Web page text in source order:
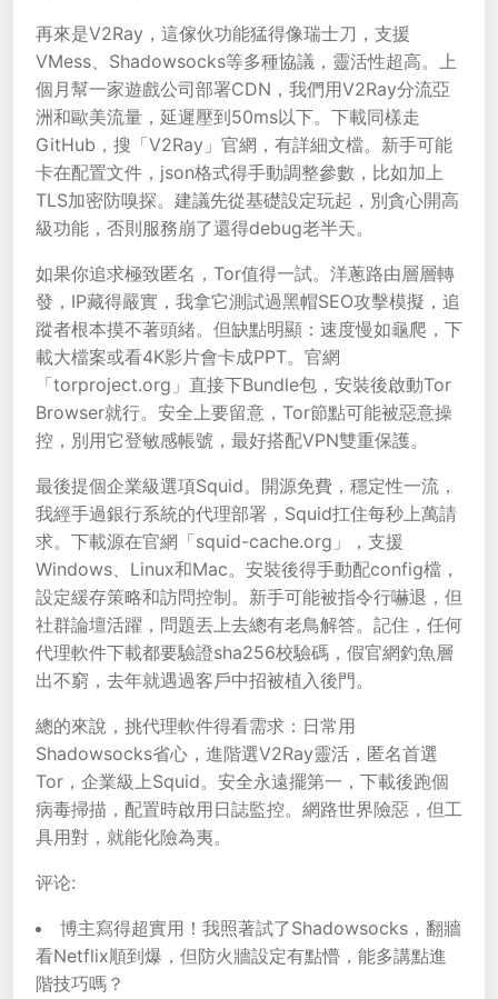
再來是V2Ray，這傢伙功能猛得像瑞士刀，支援
VMess、Shadowsocks等多種協議，靈活性超高。上
個月幫一家遊戲公司部署CDN，我們用V2Ray分流亞
洲和歐美流量，延遲壓到50ms以下。下載同樣走
GitHub，搜「V2Ray」官網，有詳細文檔。新手可能
卡在配置文件，json格式得手動調整參數，比如加上
TLS加密防嗅探。建議先從基礎設定玩起，別貪心開高
級功能，否則服務崩了還得debug老半天。
如果你追求極致匿名，Tor值得一試。洋蔥路由層層轉
發，IP藏得嚴實，我拿它測試過黑帽SEO攻擊模擬，追
蹤者根本摸不著頭緒。但缺點明顯：速度慢如龜爬，下
載大檔案或看4K影片會卡成PPT。官網
「torproject.org」直接下Bundle包，安裝後啟動Tor
Browser就行。安全上要留意，Tor節點可能被惡意操
控，別用它登敏感帳號，最好搭配VPN雙重保護。
最後提個企業級選項Squid。開源免費，穩定性一流，
我經手過銀行系統的代理部署，Squid扛住每秒上萬請
求。下載源在官網「squid-cache.org」，支援
Windows、Linux和Mac。安裝後得手動配config檔，
設定緩存策略和訪問控制。新手可能被指令行嚇退，但
社群論壇活躍，問題丟上去總有老鳥解答。記住，任何
代理軟件下載都要驗證sha256校驗碼，假官網釣魚層
出不窮，去年就遇過客戶中招被植入後門。
總的來說，挑代理軟件得看需求：日常用
Shadowsocks省心，進階選V2Ray靈活，匿名首選
Tor，企業級上Squid。安全永遠擺第一，下載後跑個
病毒掃描，配置時啟用日誌監控。網路世界險惡，但工
具用對，就能化險為夷。
评论:
博主寫得超實用！我照著試了Shadowsocks，翻牆
看Netflix順到爆，但防火牆設定有點懵，能多講點進
階技巧嗎？